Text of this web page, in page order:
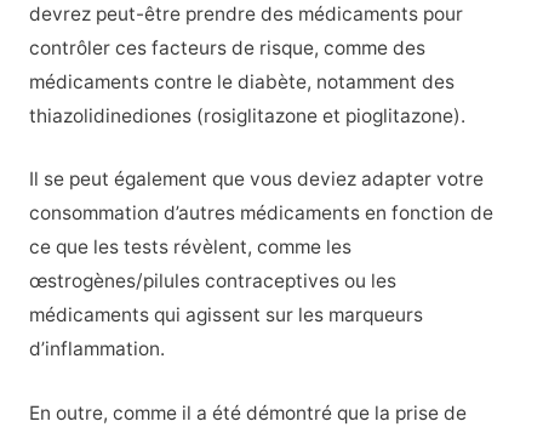
devrez peut-être prendre des médicaments pour
contrôler ces facteurs de risque, comme des
médicaments contre le diabète, notamment des
thiazolidinediones (rosiglitazone et pioglitazone).
Il se peut également que vous deviez adapter votre
consommation d’autres médicaments en fonction de
ce que les tests révèlent, comme les
œstrogènes/pilules contraceptives ou les
médicaments qui agissent sur les marqueurs
d’inflammation.
En outre, comme il a été démontré que la prise de